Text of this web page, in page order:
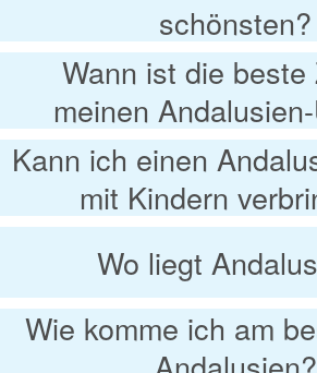
schönsten?
Wann ist die
meinen
Kann ich einen
mit Kindern
Wo liegt
Wie komme ich am